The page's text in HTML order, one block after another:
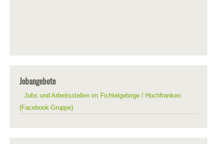
Jobangebote
Jobs und Arbeitsstellen im Fichtelgebirge / Hochfranken
(Facebook-Gruppe)